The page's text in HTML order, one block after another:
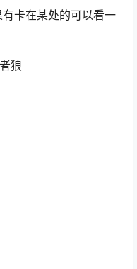
卡在某处的可以看一
狼